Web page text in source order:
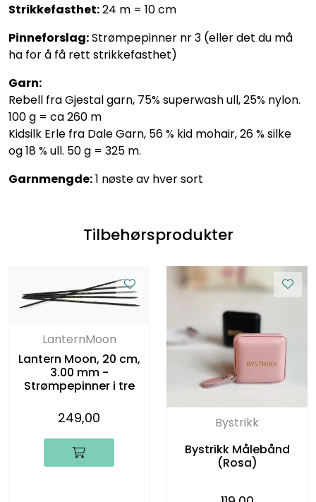
Strikkefasthet:24 m = 10 cm
Pinneforslag:Strømpepinner nr 3 (eller det du må
ha for å få rett strikkefasthet)
Garn:
Rebell fra Gjestal garn, 75% superwash ull, 25% nylon.
100 g = ca 260 m
Kidsilk Erle fra Dale Garn, 56 % kid mohair, 26 % silke
og 18 % ull. 50 g = 325 m.
Garnmengde:1 nøste av hver sort
Tilbehørsprodukter
LanternMoon
Lantern Moon, 20 cm,
3.00 mm -
Strømpepinner i tre
249,00
Bystrikk
Bystrikk Målebånd
(Rosa)